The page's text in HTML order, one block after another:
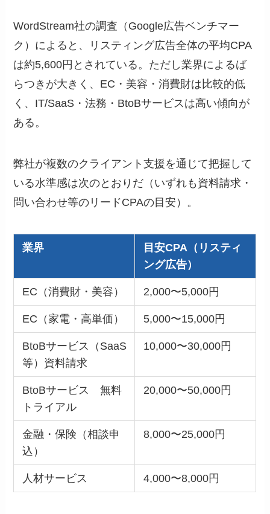
WordStream社の調査（Google広告ベンチマー
ク）によると、リスティング広告全体の平均CPA
は約5,600円とされている。ただし業界によるば
らつきが大きく、EC・美容・消費財は比較的低
く、IT/SaaS・法務・BtoBサービスは高い傾向が
ある。
弊社が複数のクライアント支援を通じて把握して
いる水準感は次のとおりだ（いずれも資料請求・
問い合わせ等のリードCPAの目安）。
業界
目安CPA（リスティ
ング広告）
EC（消費財・美容） 2,000〜5,000円
EC（家電・高単価） 5,000〜15,000円
BtoBサービス（SaaS
等）資料請求
10,000〜30,000円
BtoBサービス 無料
トライアル
20,000〜50,000円
金融・保険（相談申
込）
8,000〜25,000円
人材サービス 4,000〜8,000円